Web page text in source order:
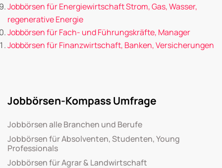
Jobbörsen für Energiewirtschaft Strom, Gas, Wasser,
regenerative Energie
Jobbörsen für Fach- und Führungskräfte, Manager
Jobbörsen für Finanzwirtschaft, Banken, Versicherungen
Jobbörsen-Kompass Umfrage
Jobbörsen alle Branchen und Berufe
Jobbörsen für Absolventen, Studenten, Young
Professionals
Jobbörsen für Agrar & Landwirtschaft